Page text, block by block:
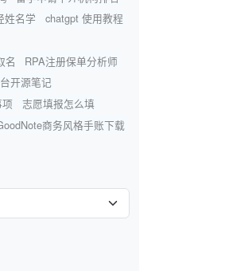
姓名学
chatgpt 使用教程
名
RPA注册保单分析师
开源笔记
志愿填报怎么填
商务风格手账下载